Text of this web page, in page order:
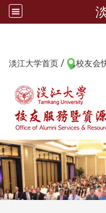
淡江大学首页 / 校友会